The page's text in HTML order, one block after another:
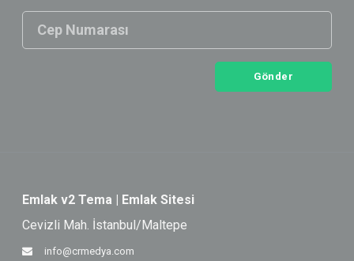
Gönder
Emlak v2 Tema | Emlak Sitesi
Cevizli Mah. İstanbul/Maltepe
info@crmedya.com